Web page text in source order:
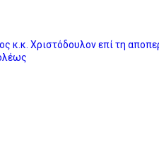
κ.κ. Χριστόδουλον επί τη